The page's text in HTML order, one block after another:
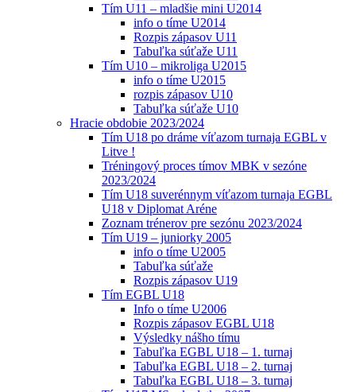
Tím U11 – mladšie mini U2014
info o tíme U2014
Rozpis zápasov U11
Tabuľka súťaže U11
Tím U10 – mikroliga U2015
info o tíme U2015
rozpis zápasov U10
Tabuľka súťaže U10
Hracie obdobie 2023/2024
Tím U18 po dráme víťazom turnaja EGBL v
Litve !
Tréningový proces tímov MBK v sezóne
2023/2024
Tím U18 suverénnym víťazom turnaja EGBL
U18 v Diplomat Aréne
Zoznam trénerov pre sezónu 2023/2024
Tím U19 – juniorky 2005
info o tíme U2005
Tabuľka súťaže
Rozpis zápasov U19
Tím EGBL U18
Info o tíme U2006
Rozpis zápasov EGBL U18
Výsledky nášho tímu
Tabuľka EGBL U18 – 1. turnaj
Tabuľka EGBL U18 – 2. turnaj
Tabuľka EGBL U18 – 3. turnaj